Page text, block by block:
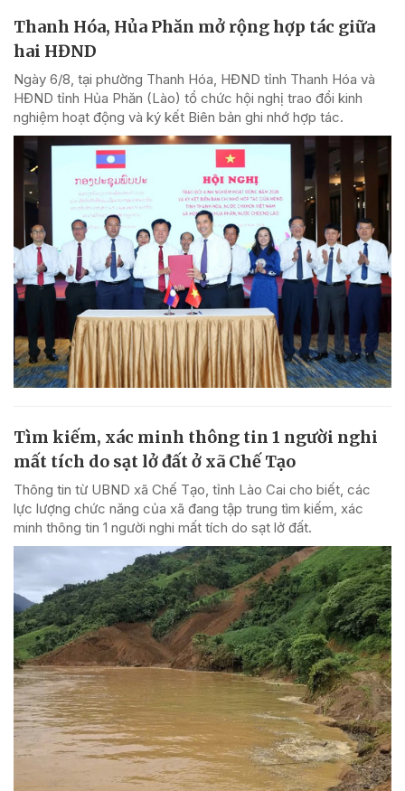
Thanh Hóa, Hủa Phăn mở rộng hợp tác giữa
hai HĐND
Ngày 6/8, tại phường Thanh Hóa, HĐND tỉnh Thanh Hóa và
HĐND tỉnh Hủa Phăn (Lào) tổ chức hội nghị trao đổi kinh
nghiệm hoạt động và ký kết Biên bản ghi nhớ hợp tác.
Tìm kiếm, xác minh thông tin 1 người nghi
mất tích do sạt lở đất ở xã Chế Tạo
Thông tin từ UBND xã Chế Tạo, tỉnh Lào Cai cho biết, các
lực lượng chức năng của xã đang tập trung tìm kiếm, xác
minh thông tin 1 người nghi mất tích do sạt lở đất.